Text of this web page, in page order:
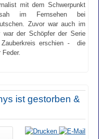
mit dem Schwerpunkt
im Fernsehen bei
Zuvor war auch im
war der Schöpfer der Serie
erschien - die
ist gestorben &